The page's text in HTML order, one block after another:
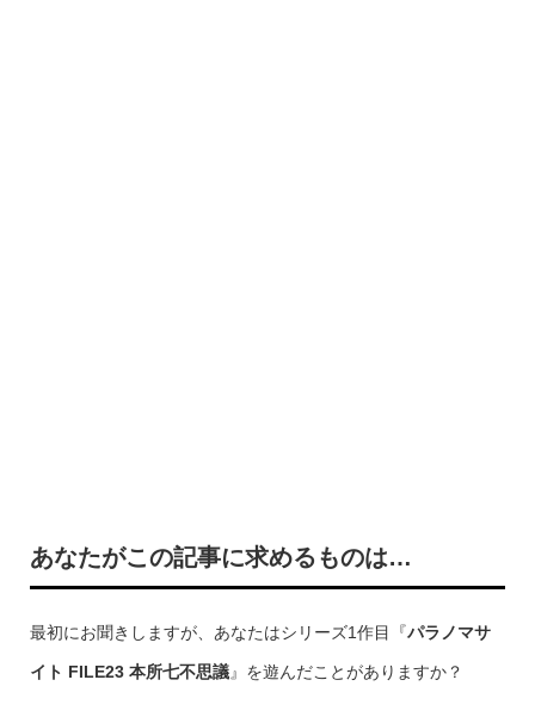
あなたがこの記事に求めるものは…
最初にお聞きしますが、あなたはシリーズ1作目『パラノマサ
イト FILE23 本所七不思議』を遊んだことがありますか？